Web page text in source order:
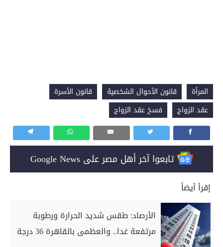
المرأة قانون الأحوال الشخصية
قانون الأسرة
عقد الزواج
فسخ عقد الزواج
تابعوا آخر أهل مصر على Google News
إقرأ أيضاً
الأرصاد: طقس شديد الحرارة ورطوبة
مرتفعة غدا.. والعظمى بالقاهرة 36 درجة